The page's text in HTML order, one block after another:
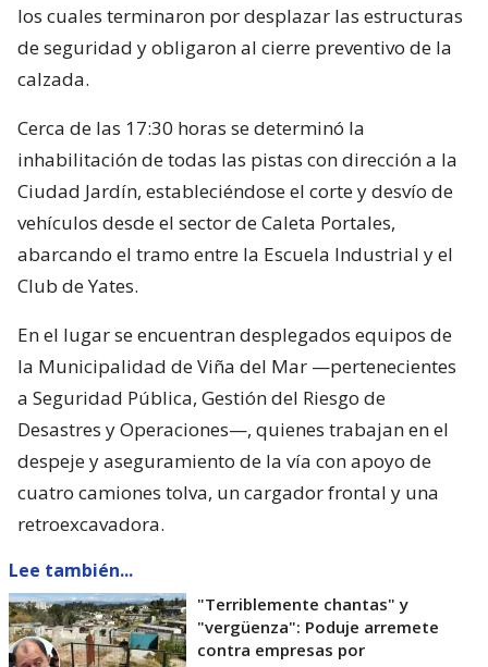
los cuales terminaron por desplazar las estructuras
de seguridad y obligaron al cierre preventivo de la
calzada.
Cerca de las 17:30 horas se determinó la
inhabilitación de todas las pistas con dirección a la
Ciudad Jardín, estableciéndose el corte y desvío de
vehículos desde el sector de Caleta Portales,
abarcando el tramo entre la Escuela Industrial y el
Club de Yates.
En el lugar se encuentran desplegados equipos de
la Municipalidad de Viña del Mar —pertenecientes
a Seguridad Pública, Gestión del Riesgo de
Desastres y Operaciones—, quienes trabajan en el
despeje y aseguramiento de la vía con apoyo de
cuatro camiones tolva, un cargador frontal y una
retroexcavadora.
Lee también...
"Terriblemente chantas" y
"vergüenza": Poduje arremete
contra empresas por